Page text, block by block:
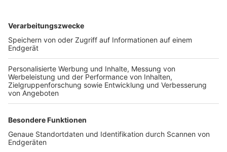
TOP-VEREINE
TOP-PARTNER